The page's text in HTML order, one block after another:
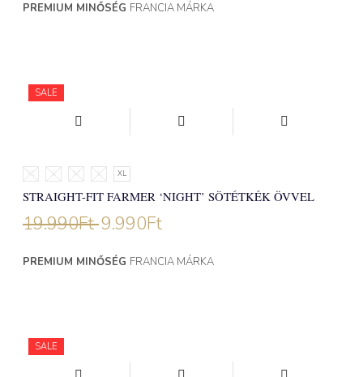
PREMIUM MINŐSÉG FRANCIA MÁRKA
SALE
XS S M L XL
STRAIGHT-FIT FARMER ‘NIGHT’ SÖTÉTKÉK ÖVVEL
19.990Ft 9.990Ft
PREMIUM MINŐSÉG FRANCIA MÁRKA
SALE